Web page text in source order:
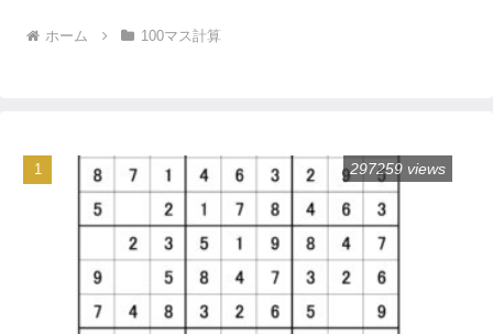
ホーム 100マス計算
297259 views